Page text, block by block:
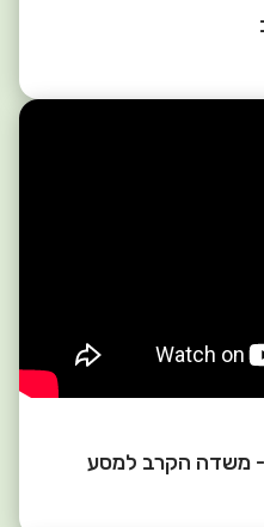
משדה הקרב למסע